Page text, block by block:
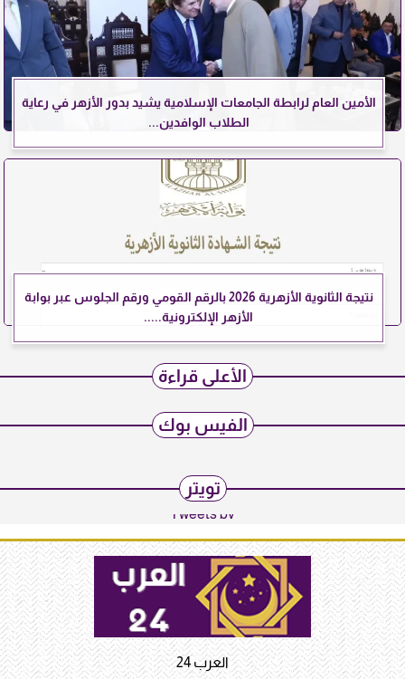
الأمين العام لرابطة الجامعات الإسلامية يشيد بدور الأزهر في رعاية
الطلاب الوافدين...
نتيجة الثانوية الأزهرية 2026 بالرقم القومي ورقم الجلوس عبر بوابة
الأزهر الإلكترونية.....
الأعلى قراءة
الفيس بوك
تويتر
Tweets by
العرب 24